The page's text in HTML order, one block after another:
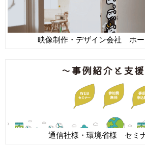
映像制作・デザイン会社 ホ
通信社様・環境省様 セミ